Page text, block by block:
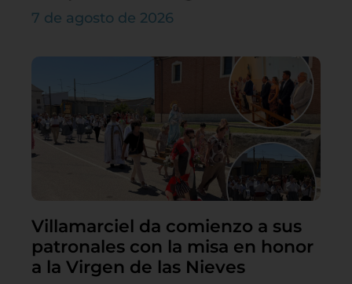
7 de agosto de 2026
Villamarciel da comienzo a sus
patronales con la misa en honor
a la Virgen de las Nieves